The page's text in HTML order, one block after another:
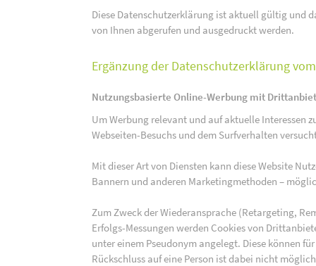
Diese Datenschutzerklärung ist aktuell gültig und
von Ihnen abgerufen und ausgedruckt werden.
Ergänzung der Datenschutzerklärung
Nutzungsbasierte Online-Werbung mit
Um Werbung relevant und auf aktuelle Interessen
Webseiten-Besuchs und dem Surfverhalten
Mit dieser Art von Diensten kann diese Website
Bannern und anderen Marketingmethoden –
Zum Zweck der Wiederansprache (Retargeting,
Erfolgs-Messungen werden Cookies von
unter einem Pseudonym angelegt. Diese können
Rückschluss auf eine Person ist dabei nicht